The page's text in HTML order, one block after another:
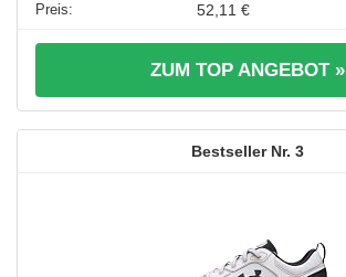
52,11 €
ZUM TOP ANGEBOT »
3